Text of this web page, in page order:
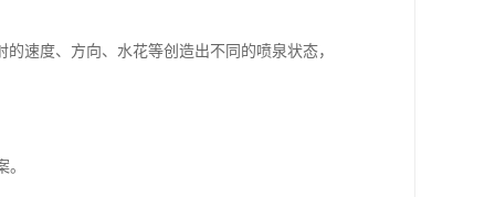
速度、方向、水花等创造出不同的喷泉状态，